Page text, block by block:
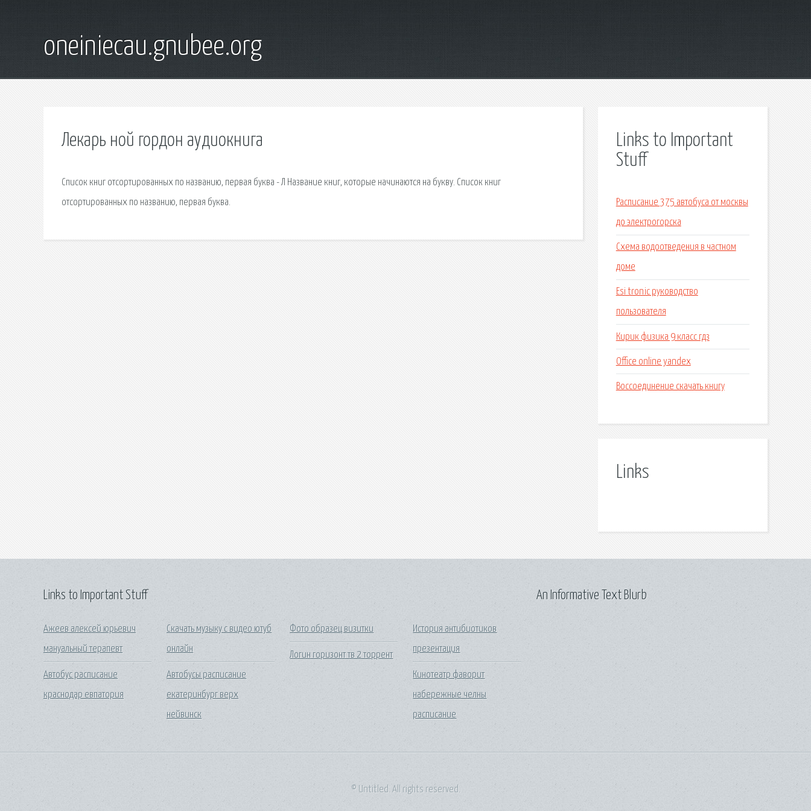
oneiniecau.gnubee.org
Лекарь ной гордон аудиокнига
Список книг отсортированных по названию, первая буква - Л Название книг, которые начинаются на букву. Список книг
отсортированных по названию, первая буква.
Links to Important
Stuff
Расписание 375 автобуса от москвы
до электрогорска
Схема водоотведения в частном
доме
Esi tronic руководство
пользователя
Кирик физика 9 класс гдз
Office online yandex
Воссоединение скачать книгу
Links
Links to Important Stuff
Ажеев алексей юрьевич
мануальный терапевт
Автобус расписание
краснодар евпатория
Скачать музыку с видео ютуб
онлайн
Автобусы расписание
екатеринбург верх
нейвинск
Фото образец визитки
Логин горизонт тв 2 торрент
История антибиотиков
презентация
Кинотеатр фаворит
набережные челны
расписание
An Informative Text Blurb
© Untitled. All rights reserved.